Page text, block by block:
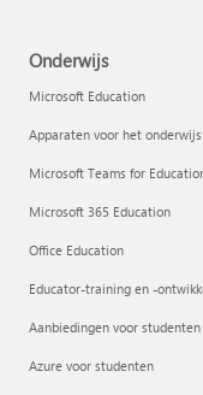
Onderwijs
Microsoft Education
Apparaten voor het onderwijs
Microsoft Teams for
Microsoft 365 Education
Office Education
Educator-training en -
Aanbiedingen voor studenten
Azure voor studenten